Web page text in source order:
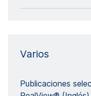
Varios
Publicaciones